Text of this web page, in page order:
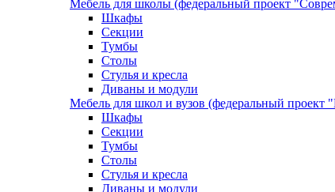
Мебель для школы (федеральный проект
Шкафы
Секции
Тумбы
Столы
Стулья и кресла
Диваны и модули
Мебель для школ и вузов (федеральный проект
Шкафы
Секции
Тумбы
Столы
Стулья и кресла
Диваны и модули